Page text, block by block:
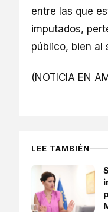
entre las que
imputados,
público, bien al
(NOTICIA EN
LEE TAMBIÉN